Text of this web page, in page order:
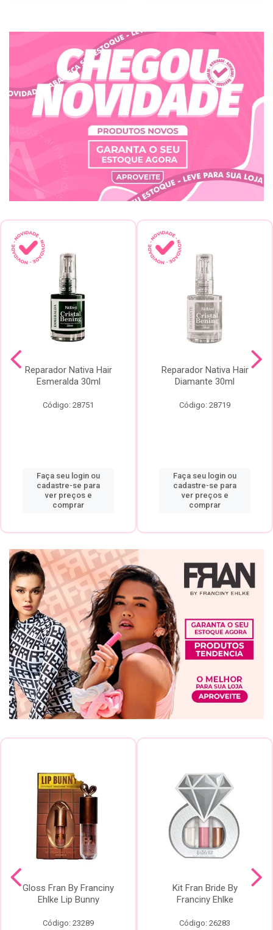
Reparador Nativa Hair
Esmeralda 30ml
Código: 28751
Faça seu login ou
cadastre-se para
ver preços e
comprar
Reparador Nativa Hair
Diamante 30ml
Código: 28719
Faça seu login ou
cadastre-se para
ver preços e
comprar
Gloss Fran By Franciny
Ehlke Lip Bunny
Código: 23289
Kit Fran Bride By
Franciny Ehlke
Código: 26283